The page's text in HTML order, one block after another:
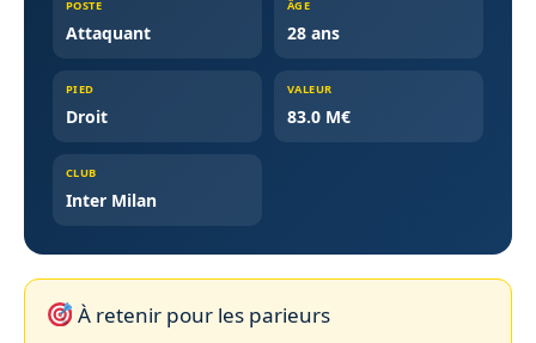
POSTE
Attaquant
ÂGE
28 ans
PIED
Droit
VALEUR
83.0 M€
CLUB
Inter Milan
À retenir pour les parieurs